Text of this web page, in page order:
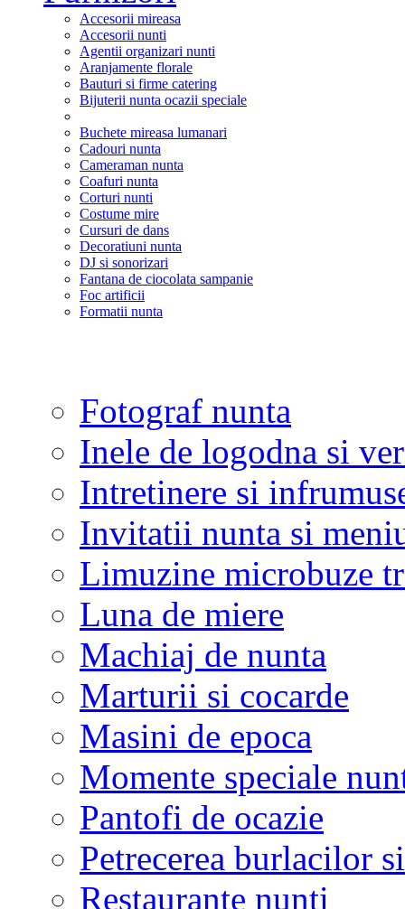
Accesorii mireasa
Accesorii nunti
Agentii organizari nunti
Aranjamente florale
Bauturi si firme catering
Bijuterii nunta ocazii speciale
Buchete mireasa lumanari
Cadouri nunta
Cameraman nunta
Coafuri nunta
Corturi nunti
Costume mire
Cursuri de dans
Decoratiuni nunta
DJ si sonorizari
Fantana de ciocolata sampanie
Foc artificii
Formatii nunta
Fotograf nunta
Inele de logodna si
Intretinere si
Invitatii nunta si
Limuzine microbuze
Luna de miere
Machiaj de nunta
Marturii si cocarde
Masini de epoca
Momente speciale
Pantofi de ocazie
Petrecerea burlacilor
Restaurante nunti